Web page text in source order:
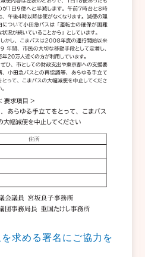
求める署名にご協力を